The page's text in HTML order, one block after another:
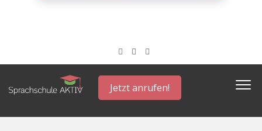
Jetzt anrufen!